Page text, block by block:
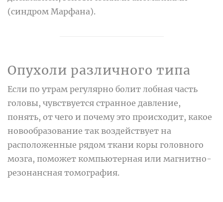
(синдром Марфана).
Опухоли различного типа
Если по утрам регулярно болит лобная часть
головы, чувствуется странное давление,
понять, от чего и почему это происходит, какое
новообразование так воздействует на
расположенные рядом ткани коры головного
мозга, поможет компьютерная или магнитно-
резонансная томография.